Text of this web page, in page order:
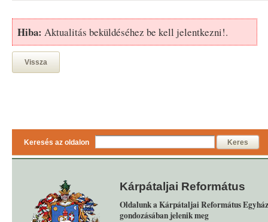
Hiba: Aktualitás beküldéséhez be kell jelentkezni!.
Vissza
Keresés az oldalon Keres
Kárpátaljai Református
Oldalunk a Kárpátaljai Református
gondozásában jelenik meg